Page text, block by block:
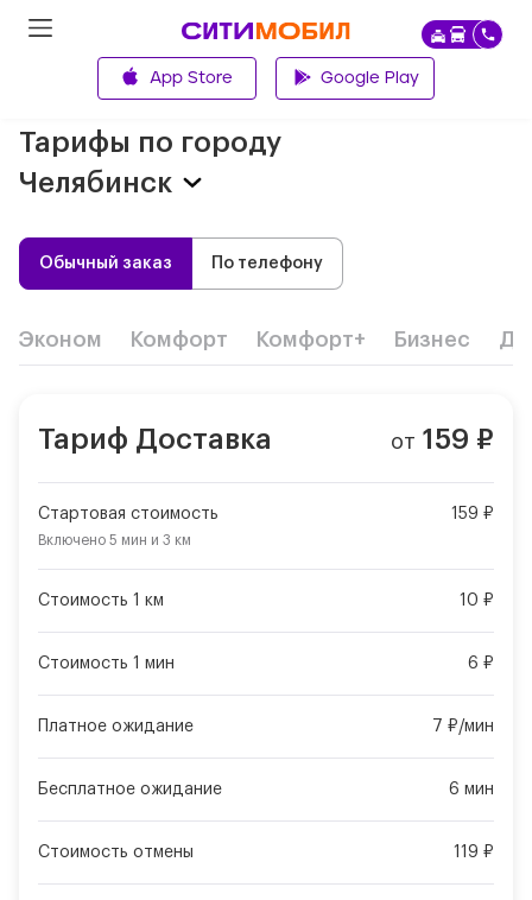
App Store Google Play
Тарифы по городу
Челябинск
Обычный заказ По телефону
Эконом Комфорт Комфорт+ Бизнес
Тариф Доставка от 159 ₽
Стартовая стоимость 159 ₽
Включено 5 мин и 3 км
Стоимость 1 км 10 ₽
Стоимость 1 мин 6 ₽
Платное ожидание 7 ₽/мин
Бесплатное ожидание 6 мин
Стоимость отмены 119 ₽